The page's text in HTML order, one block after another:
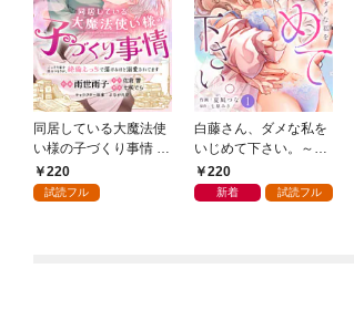
同居している大魔法使
い様の子づくり事情 こ
っそり家を出るつもり
が、絶倫えっちで蕩け
220
試読フル
白藤さん、ダメな私を
いじめて下さい。～憧
れの先輩はM彼女を溺
愛しすぎる(1)
220
新着 試読フル